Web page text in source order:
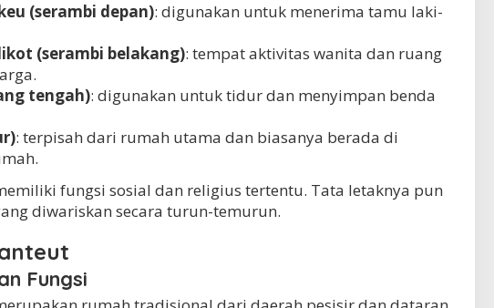
(serambi depan): digunakan untuk menerima tamu laki-
(serambi belakang): tempat aktivitas wanita dan ruang
tengah): digunakan untuk tidur dan menyimpan benda
: terpisah dari rumah utama dan biasanya berada di
fungsi sosial dan religius tertentu. Tata letaknya pun
diwariskan secara turun-temurun.
Fungsi